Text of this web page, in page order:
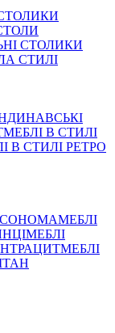
СТОЛИКИ
СТИЛІ
МЕБЛІ В СТИЛІ
В СТИЛІ РЕТРО
СОНОМАМЕБЛІ
МЕБЛІ
МЕБЛІ